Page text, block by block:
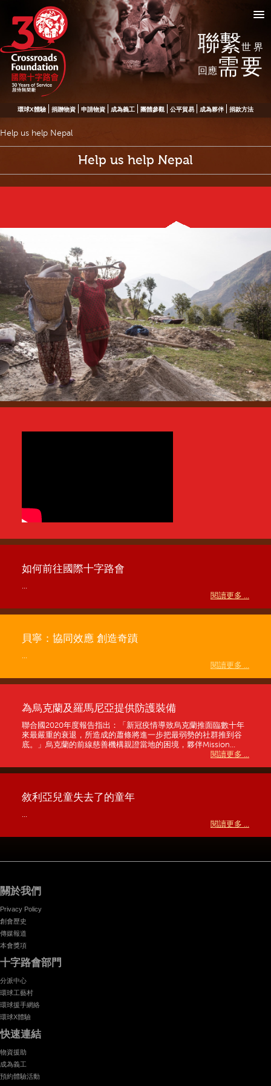
聯繫世界
回應需要
環球X體驗 捐贈物資 申請物資 成為義工 團體參觀 公平貿易 成為夥伴 捐款方法
Help us help Nepal
Help us help Nepal
如何前往國際十字路會
...
閱讀更多 ...
貝寧：協同效應 創造奇蹟
...
閱讀更多 ...
為烏克蘭及羅馬尼亞提供防護裝備
聯合國2020年度報告指出：「新冠疫情導致烏克蘭推面臨數十年
來最嚴重的衰退，所造成的蕭條將進一步把最弱勢的社群推到谷
底。」烏克蘭的前線慈善機構親證當地的困境，夥伴Mission...
閱讀更多 ...
敘利亞兒童失去了的童年
...
閱讀更多 ...
關於我們
Privacy Policy
創會歷史
傳媒報道
本會獎項
十字路會部門
分派中心
環球工藝村
環球援手網絡
環球X體驗
快速連結
物資援助
成為義工
預約體驗活動